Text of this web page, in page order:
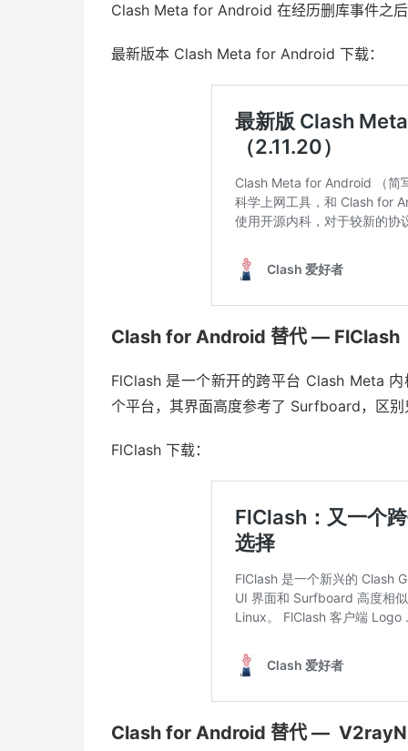
Clash Meta for Android 在经历删库事件之
最新版本 Clash Meta for Android 下载：
Clash for Android 替代 — FlClash
FlClash 是一个新开的跨平台 Clash Meta
个平台，其界面高度参考了 Surfboard，区
FlClash 下载：
Clash for Android 替代 —